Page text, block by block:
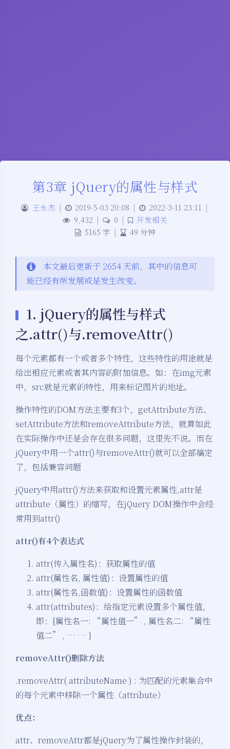
第3章 jQuery的属性与样式
王永杰 | 2019-5-03 20:08 | 2022-3-11 23:11 |
9,432 | 0 |
开发相关
5165 字 | 49 分钟
本文最后更新于 2654 天前，其中的信息可
能已经有所发展或是发生改变。
1. jQuery的属性与样式
之.attr()与.removeAttr()
每个元素都有一个或者多个特性，这些特性的用途就是
给出相应元素或者其内容的附加信息。如：在img元素
中，src就是元素的特性，用来标记图片的地址。
操作特性的DOM方法主要有3个，getAttribute方法、
setAttribute方法和removeAttribute方法，就算如此
在实际操作中还是会存在很多问题，这里先不说。而在
jQuery中用一个attr()与removeAttr()就可以全部搞定
了，包括兼容问题
jQuery中用attr()方法来获取和设置元素属性,attr是
attribute（属性）的缩写，在jQuery DOM操作中会经
常用到attr()
attr()有4个表达式
attr(传入属性名)：获取属性的值
attr(属性名, 属性值)：设置属性的值
attr(属性名,函数值)：设置属性的函数值
attr(attributes)：给指定元素设置多个属性值，
即：{属性名一: “属性值一” , 属性名二: “属性
值二” , … … }
removeAttr()删除方法
.removeAttr( attributeName ) : 为匹配的元素集合中
的每个元素中移除一个属性（attribute）
优点：
attr、removeAttr都是jQuery为了属性操作封装的，